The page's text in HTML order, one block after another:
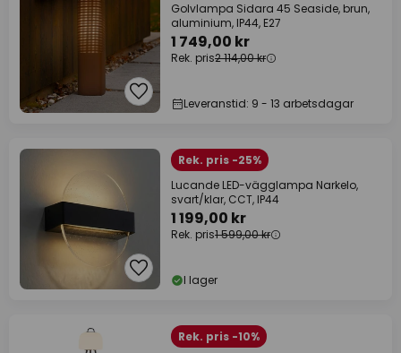
Golvlampa Sidara 45 Seaside, brun,
aluminium, IP44, E27
1 749,00 kr
Rek. pris2 114,00 kr
Leveranstid: 9 - 13 arbetsdagar
Rek. pris -25%
Lucande LED-vägglampa Narkelo,
svart/klar, CCT, IP44
1 199,00 kr
Rek. pris1 599,00 kr
I lager
Rek. pris -10%